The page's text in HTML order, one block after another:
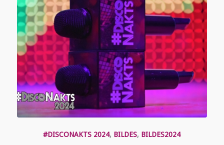
#DISCONAKTS 2024, BILDES, BILDES2024